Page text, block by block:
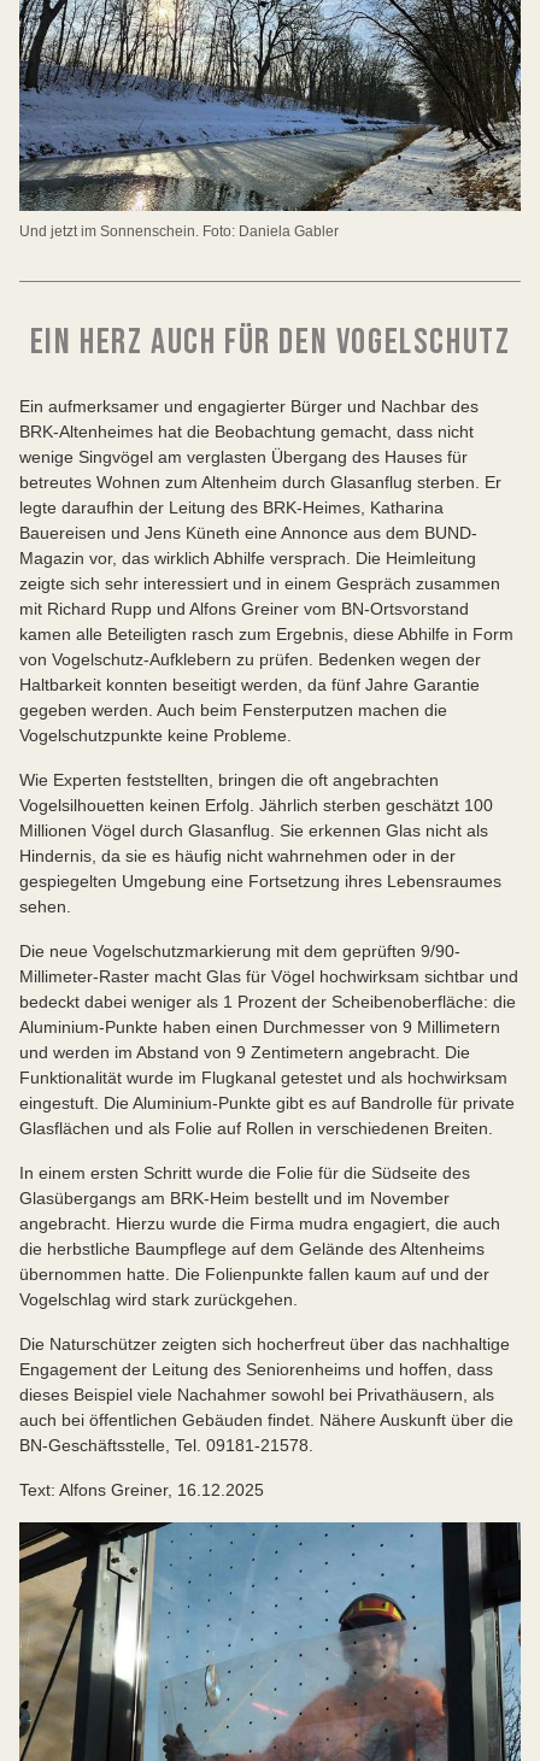
Und jetzt im Sonnenschein. Foto: Daniela Gabler
EIN HERZ AUCH FÜR DEN VOGELSCHUTZ
Ein aufmerksamer und engagierter Bürger und Nachbar des
BRK-Altenheimes hat die Beobachtung gemacht, dass nicht
wenige Singvögel am verglasten Übergang des Hauses für
betreutes Wohnen zum Altenheim durch Glasanflug sterben. Er
legte daraufhin der Leitung des BRK-Heimes, Katharina
Bauereisen und Jens Küneth eine Annonce aus dem BUND-
Magazin vor, das wirklich Abhilfe versprach. Die Heimleitung
zeigte sich sehr interessiert und in einem Gespräch zusammen
mit Richard Rupp und Alfons Greiner vom BN-Ortsvorstand
kamen alle Beteiligten rasch zum Ergebnis, diese Abhilfe in Form
von Vogelschutz-Aufklebern zu prüfen. Bedenken wegen der
Haltbarkeit konnten beseitigt werden, da fünf Jahre Garantie
gegeben werden. Auch beim Fensterputzen machen die
Vogelschutzpunkte keine Probleme.
Wie Experten feststellten, bringen die oft angebrachten
Vogelsilhouetten keinen Erfolg. Jährlich sterben geschätzt 100
Millionen Vögel durch Glasanflug. Sie erkennen Glas nicht als
Hindernis, da sie es häufig nicht wahrnehmen oder in der
gespiegelten Umgebung eine Fortsetzung ihres Lebensraumes
sehen.
Die neue Vogelschutzmarkierung mit dem geprüften 9/90-
Millimeter-Raster macht Glas für Vögel hochwirksam sichtbar und
bedeckt dabei weniger als 1 Prozent der Scheibenoberfläche: die
Aluminium-Punkte haben einen Durchmesser von 9 Millimetern
und werden im Abstand von 9 Zentimetern angebracht. Die
Funktionalität wurde im Flugkanal getestet und als hochwirksam
eingestuft. Die Aluminium-Punkte gibt es auf Bandrolle für private
Glasflächen und als Folie auf Rollen in verschiedenen Breiten.
In einem ersten Schritt wurde die Folie für die Südseite des
Glasübergangs am BRK-Heim bestellt und im November
angebracht. Hierzu wurde die Firma mudra engagiert, die auch
die herbstliche Baumpflege auf dem Gelände des Altenheims
übernommen hatte. Die Folienpunkte fallen kaum auf und der
Vogelschlag wird stark zurückgehen.
Die Naturschützer zeigten sich hocherfreut über das nachhaltige
Engagement der Leitung des Seniorenheims und hoffen, dass
dieses Beispiel viele Nachahmer sowohl bei Privathäusern, als
auch bei öffentlichen Gebäuden findet. Nähere Auskunft über die
BN-Geschäftsstelle, Tel. 09181-21578.
Text: Alfons Greiner, 16.12.2025